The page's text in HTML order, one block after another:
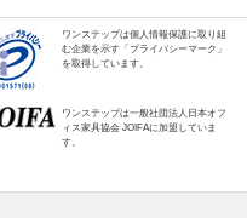
ワンステップは個人情報保護に取り組
む企業を示す「プライバシーマーク」
を取得しています。
ワンステップは一般社団法人日本オフ
ィス家具協会 JOIFAに加盟していま
す。